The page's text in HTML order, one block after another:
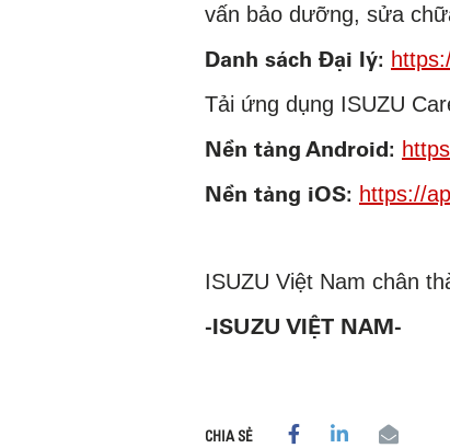
vấn bảo dưỡng, sửa
Danh sách Đại lý:
Tải ứng dụng ISUZU
Nền tảng Android:
Nền tảng iOS: https://
ISUZU Việt Nam chân
-ISUZU VIỆT NAM-
CHIA SẺ